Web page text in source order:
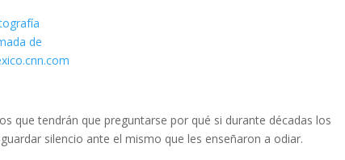
de
que tendrán que preguntarse por qué si durante décadas los
silencio ante el mismo que les enseñaron a odiar.